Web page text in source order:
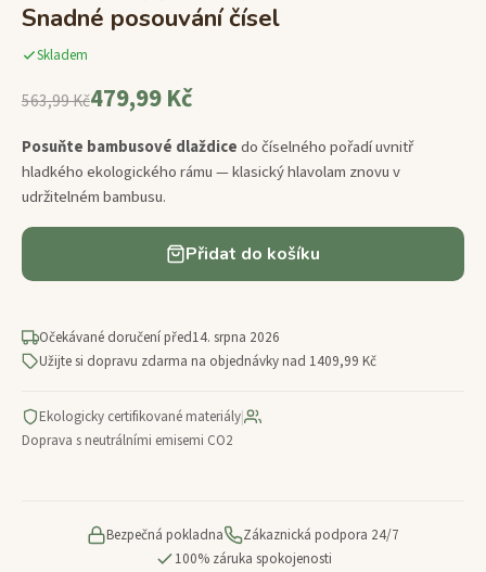
Snadné posouvání čísel
Skladem
563,99 Kč479,99 Kč
Posuňte bambusové dlaždicedo číselného pořadí uvnitř
hladkého ekologického rámu — klasický hlavolam znovu v
udržitelném bambusu.
Přidat do košíku
Očekávané doručení před14. srpna 2026
Užijte si dopravu zdarma na objednávky nad 1409,99 Kč
Ekologicky certifikované materiály|
Doprava s neutrálními emisemi CO2
Bezpečná pokladna
Zákaznická podpora 24/7
100% záruka spokojenosti